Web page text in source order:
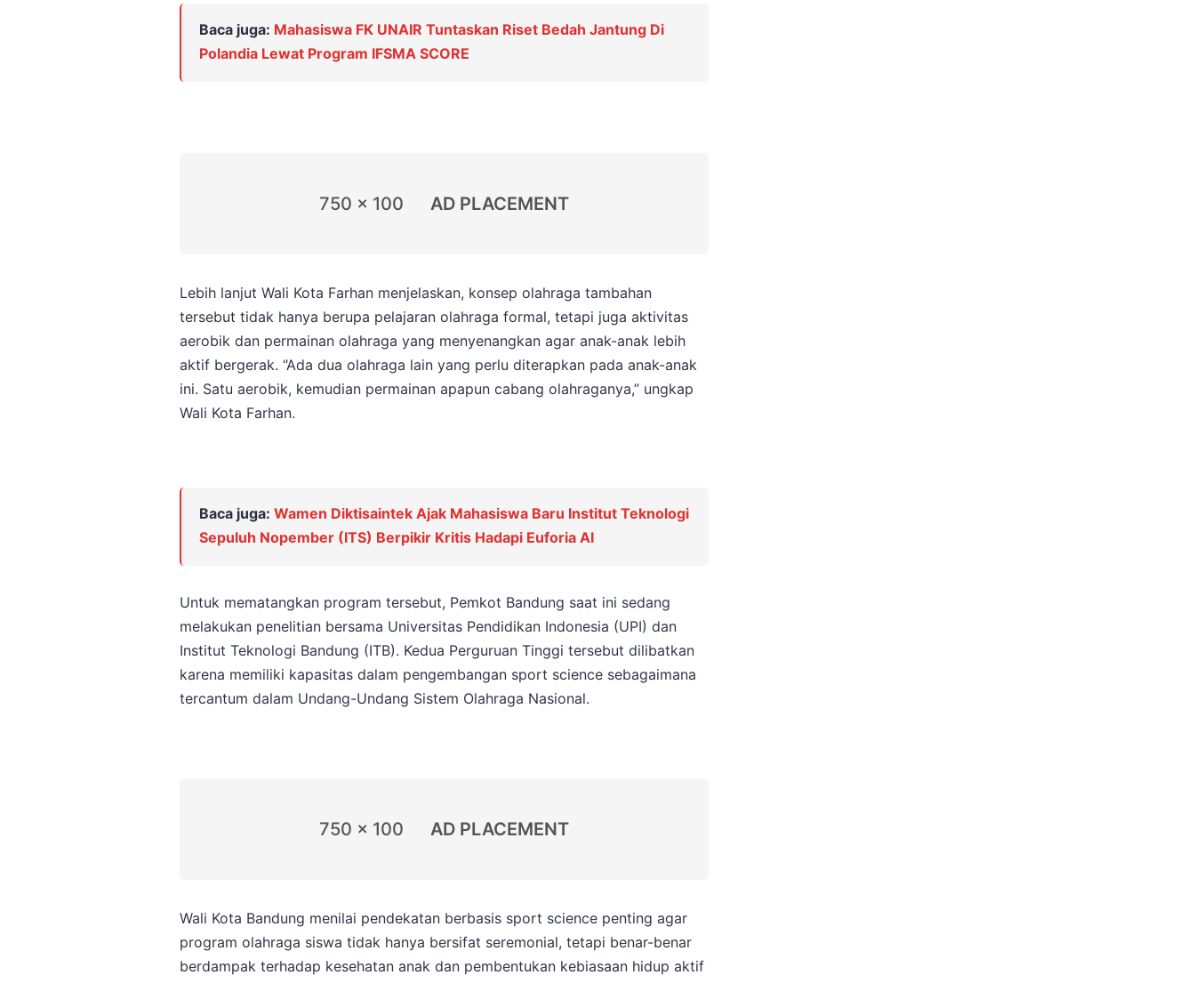
Baca juga: Mahasiswa FK UNAIR Tuntaskan Riset Bedah Jantung Di
Polandia Lewat Program IFSMA SCORE
750 x 100 AD PLACEMENT
Lebih lanjut Wali Kota Farhan menjelaskan, konsep olahraga tambahan
tersebut tidak hanya berupa pelajaran olahraga formal, tetapi juga aktivitas
aerobik dan permainan olahraga yang menyenangkan agar anak-anak lebih
aktif bergerak. “Ada dua olahraga lain yang perlu diterapkan pada anak-anak
ini. Satu aerobik, kemudian permainan apapun cabang olahraganya,” ungkap
Wali Kota Farhan.
Baca juga: Wamen Diktisaintek Ajak Mahasiswa Baru Institut Teknologi
Sepuluh Nopember (ITS) Berpikir Kritis Hadapi Euforia AI
Untuk mematangkan program tersebut, Pemkot Bandung saat ini sedang
melakukan penelitian bersama Universitas Pendidikan Indonesia (UPI) dan
Institut Teknologi Bandung (ITB). Kedua Perguruan Tinggi tersebut dilibatkan
karena memiliki kapasitas dalam pengembangan sport science sebagaimana
tercantum dalam Undang-Undang Sistem Olahraga Nasional.
750 x 100 AD PLACEMENT
Wali Kota Bandung menilai pendekatan berbasis sport science penting agar
program olahraga siswa tidak hanya bersifat seremonial, tetapi benar-benar
berdampak terhadap kesehatan anak dan pembentukan kebiasaan hidup aktif